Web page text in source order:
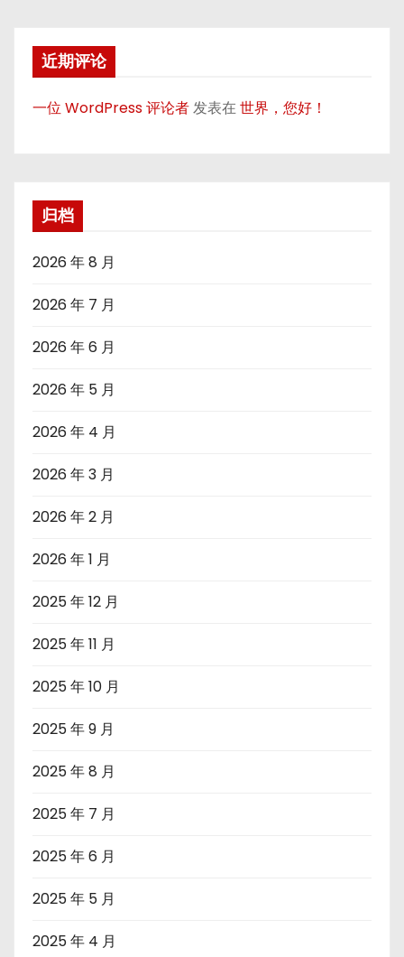
近期评论
一位 WordPress 评论者发表在世界，您好！
归档
2026 年 8 月
2026 年 7 月
2026 年 6 月
2026 年 5 月
2026 年 4 月
2026 年 3 月
2026 年 2 月
2026 年 1 月
2025 年 12 月
2025 年 11 月
2025 年 10 月
2025 年 9 月
2025 年 8 月
2025 年 7 月
2025 年 6 月
2025 年 5 月
2025 年 4 月